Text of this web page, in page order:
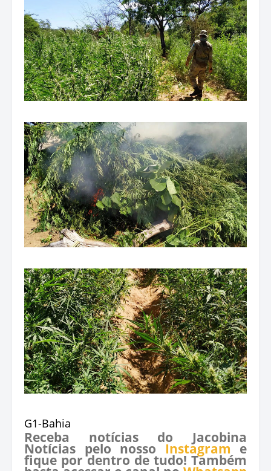
G1-Bahia
Receba notícias do Jacobina
Notícias pelo nosso Instagram e
fique por dentro de tudo! Também